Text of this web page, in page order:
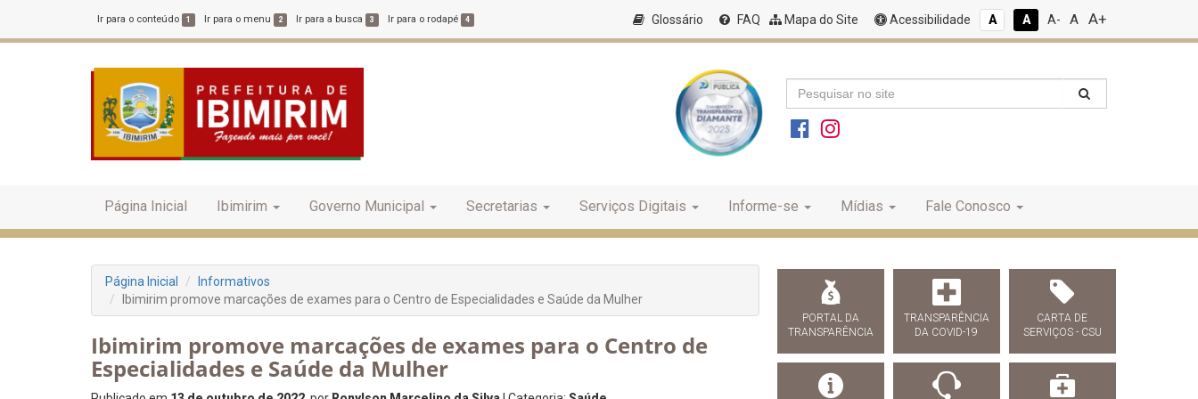
Ir para o conteúdo 1 Ir para o menu 2 Ir para a busca 3 Ir para o rodapé 4 Glossário FAQ Mapa do Site Acessibilidade A A A- A A+
Página Inicial Ibimirim Governo Municipal Secretarias Serviços Digitais Informe-se Mídias Fale Conosco
Página Inicial
Informativos
Ibimirim promove marcações de exames para o Centro de Especialidades e Saúde da Mulher
Ibimirim promove marcações de exames para o Centro de
Especialidades e Saúde da Mulher
PORTAL DA
TRANSPARÊNCIA
TRANSPARÊNCIA
DA COVID-19
CARTA DE
SERVIÇOS - CSU